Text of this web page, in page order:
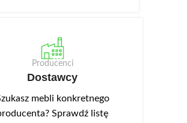
Producenci
Dostawcy
mebli konkretnego
Sprawdź listę